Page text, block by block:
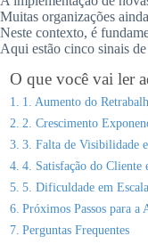
Muitas organizações
Neste contexto, é
Aqui estão cinco sinais
O que você vai ler
1. Aumento do
2. Crescimento
3. Falta de Visibilidade
4. Satisfação do Cliente
5. Dificuldade em
Próximos Passos para a
Perguntas Frequentes